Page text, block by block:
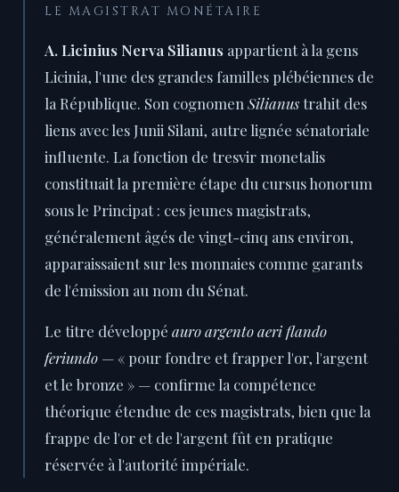
LE MAGISTRAT MONÉTAIRE
A. Licinius Nerva Silianus appartient à la gens
Licinia, l'une des grandes familles plébéiennes de
la République. Son cognomen Silianustrahit des
liens avec les Junii Silani, autre lignée sénatoriale
influente. La fonction de tresvir monetalis
constituait la première étape du cursus honorum
sous le Principat : ces jeunes magistrats,
généralement âgés de vingt-cinq ans environ,
apparaissaient sur les monnaies comme garants
de l'émission au nom du Sénat.
Le titre développé auro argento aeri flando
feriundo — « pour fondre et frapper l'or, l'argent
et le bronze » — confirme la compétence
théorique étendue de ces magistrats, bien que la
frappe de l'or et de l'argent fût en pratique
réservée à l'autorité impériale.